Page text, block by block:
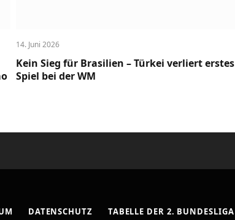
14. Juni 2026
Kein Sieg für Brasilien – Türkei verliert erstes
Spiel bei der WM
DATENSCHUTZ TABELLE DER 2. BUNDESLIGA